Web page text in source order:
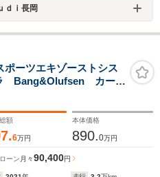
ｄｉ長岡
ーツエキゾーストシス
Bang&Olufsen カープ
ストプライバシーガ
額
6万円
本体価格
890.0万円
ーン 月々90,400円